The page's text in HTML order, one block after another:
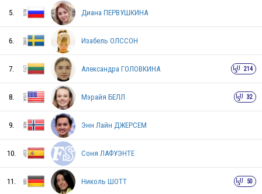
FIN
5. Диана ПЕРВУШКИНА
6. Изабель ОЛССОН
7. Александра ГОЛОВКИНА 214
8. Мэрайя БЕЛЛ 32
9. Энн Лайн ДЖЕРСЕМ
10. Соня ЛАФУЭНТЕ
11. Николь ШОТТ 50